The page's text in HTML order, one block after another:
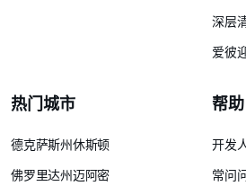
深层
爱彼
热门城市
德克萨斯州休斯顿
佛罗里达州迈阿密
帮助
开发
常问